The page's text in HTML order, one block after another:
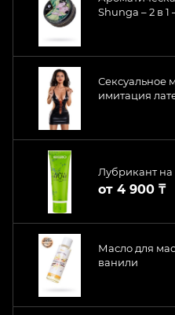
Shunga – 2 в
Сексуальное
имитация
Лубрикант на
от 4 900 ₸
Масло для
ванили